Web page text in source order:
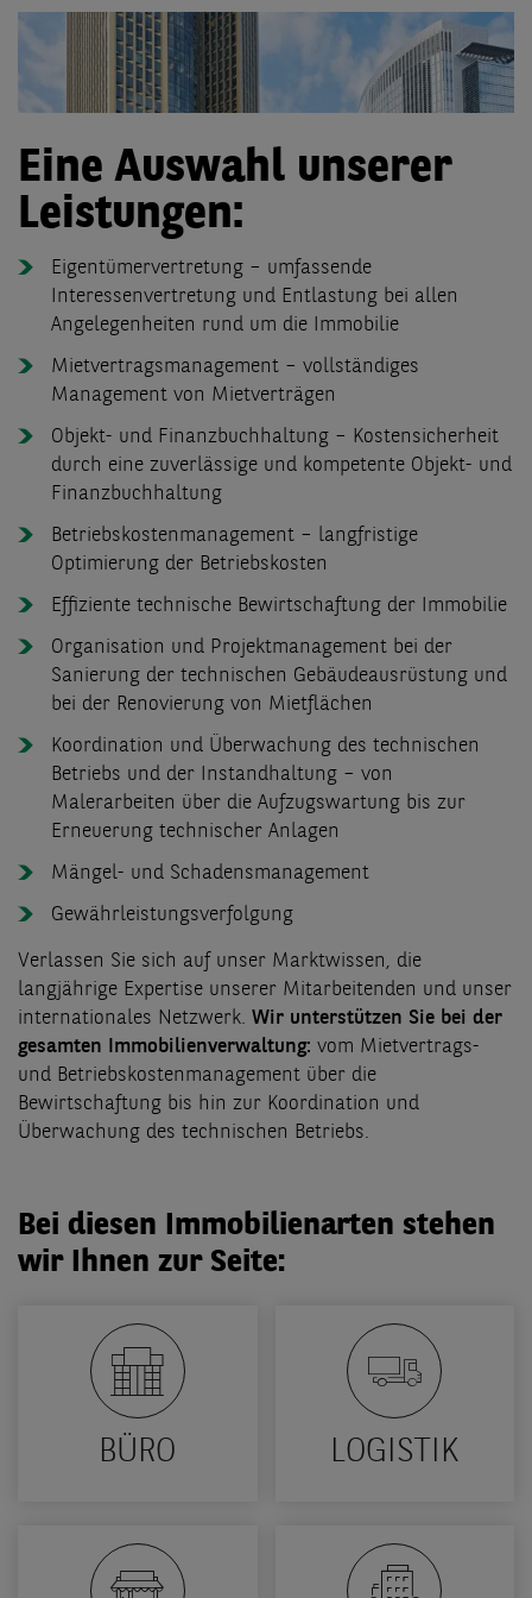
Eine Auswahl unserer
Leistungen:
Eigentümervertretung – umfassende
Interessenvertretung und Entlastung bei allen
Angelegenheiten rund um die Immobilie
Mietvertragsmanagement – vollständiges
Management von Mietverträgen
Objekt- und Finanzbuchhaltung – Kostensicherheit
durch eine zuverlässige und kompetente Objekt- und
Finanzbuchhaltung
Betriebskostenmanagement – langfristige
Optimierung der Betriebskosten
Effiziente technische Bewirtschaftung der Immobilie
Organisation und Projektmanagement bei der
Sanierung der technischen Gebäudeausrüstung und
bei der Renovierung von Mietflächen
Koordination und Überwachung des technischen
Betriebs und der Instandhaltung – von
Malerarbeiten über die Aufzugswartung bis zur
Erneuerung technischer Anlagen
Mängel- und Schadensmanagement
Gewährleistungsverfolgung
Verlassen Sie sich auf unser Marktwissen, die
langjährige Expertise unserer Mitarbeitenden und unser
internationales Netzwerk. Wir unterstützen Sie bei der
gesamten Immobilienverwaltung: vom Mietvertrags-
und Betriebskostenmanagement über die
Bewirtschaftung bis hin zur Koordination und
Überwachung des technischen Betriebs.
Bei diesen Immobilienarten stehen
wir Ihnen zur Seite:
BÜRO LOGISTIK